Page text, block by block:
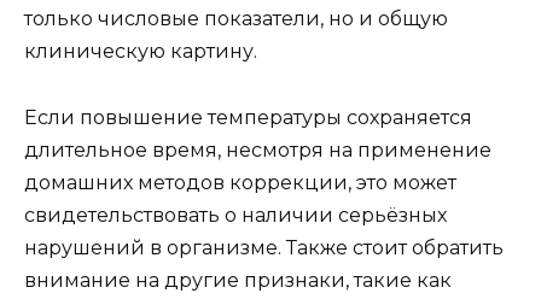
только числовые показатели, но и общую
клиническую картину.
Если повышение температуры сохраняется
длительное время, несмотря на применение
домашних методов коррекции, это может
свидетельствовать о наличии серьёзных
нарушений в организме. Также стоит обратить
внимание на другие признаки, такие как